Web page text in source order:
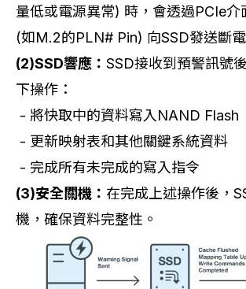
量低或電源異常) 時，會透過PCIe介
(如M.2的PLN# Pin) 向SSD發送斷電
(2)SSD響應： SSD接收到預警訊號
下操作：
- 將快取中的資料寫入NAND Flash
- 更新映射表和其他關鍵系統資料
- 完成所有未完成的寫入指令
(3)安全關機： 在完成上述操作後，
機，確保資料完整性。